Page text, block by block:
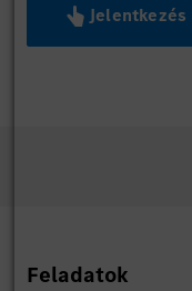
Jelentkezés
Feladatok